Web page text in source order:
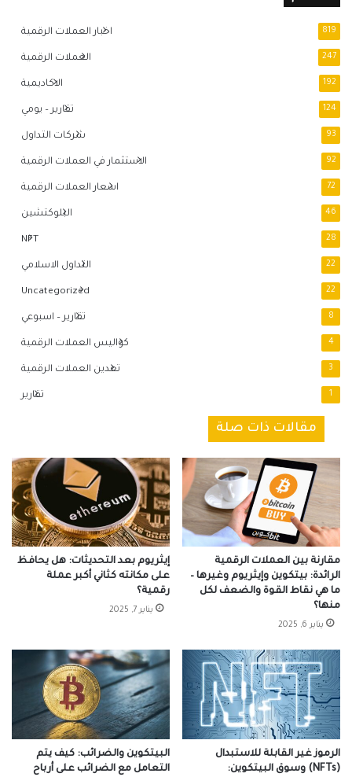
اخبار العملات الرقمية 819
العملات الرقمية 247
الاكاديمية 192
تقارير – يومي 124
شركات التداول 93
الاستثمار في العملات الرقمية 92
اسعار العملات الرقمية 72
البلوكتشين 46
NFT 28
التداول الاسلامي 22
Uncategorized 22
تقارير – اسبوعي 8
كواليس العملات الرقمية 4
تعدين العملات الرقمية 3
تقارير 1
مقالات ذات صلة
إيثريوم بعد التحديثات: هل يحافظ
على مكانته كثاني أكبر عملة
رقمية؟
يناير 7, 2025
مقارنة بين العملات الرقمية
الرائدة: بيتكوين وإيثريوم وغيرها –
ما هي نقاط القوة والضعف لكل
منها؟
يناير 6, 2025
البيتكوين والضرائب: كيف يتم
التعامل مع الضرائب على أرباح
الرموز غير القابلة للاستبدال
(NFTs) وسوق البيتكوين: